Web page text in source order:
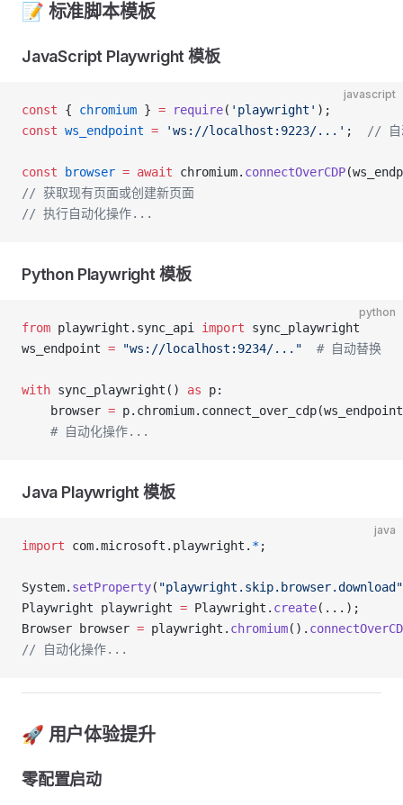
📝 标准脚本模板
JavaScript Playwright 模板
javascript
const { chromium } = require( 'playwright' );
const ws_endpoint = 'ws://localhost:9223/...' ; // 自
const browser = await chromium. connectOverCDP
// 获取现有页面或创建新页面
// 执行自动化操作...
Python Playwright 模板
python
from playwright.sync_api import sync_playwright
ws_endpoint = "ws://localhost:9234/..."
  # 自动替换
with sync_playwright() as p:
    browser
=
    # 自动化操作...
Java Playwright 模板
java
import com.microsoft.playwright. *;
System. setProperty( "playwright.skip.browser.download"
Playwright playwright = Playwright. create(...);
Browser browser = playwright. chromium().
// 自动化操作...
🚀 用户体验提升
零配置启动